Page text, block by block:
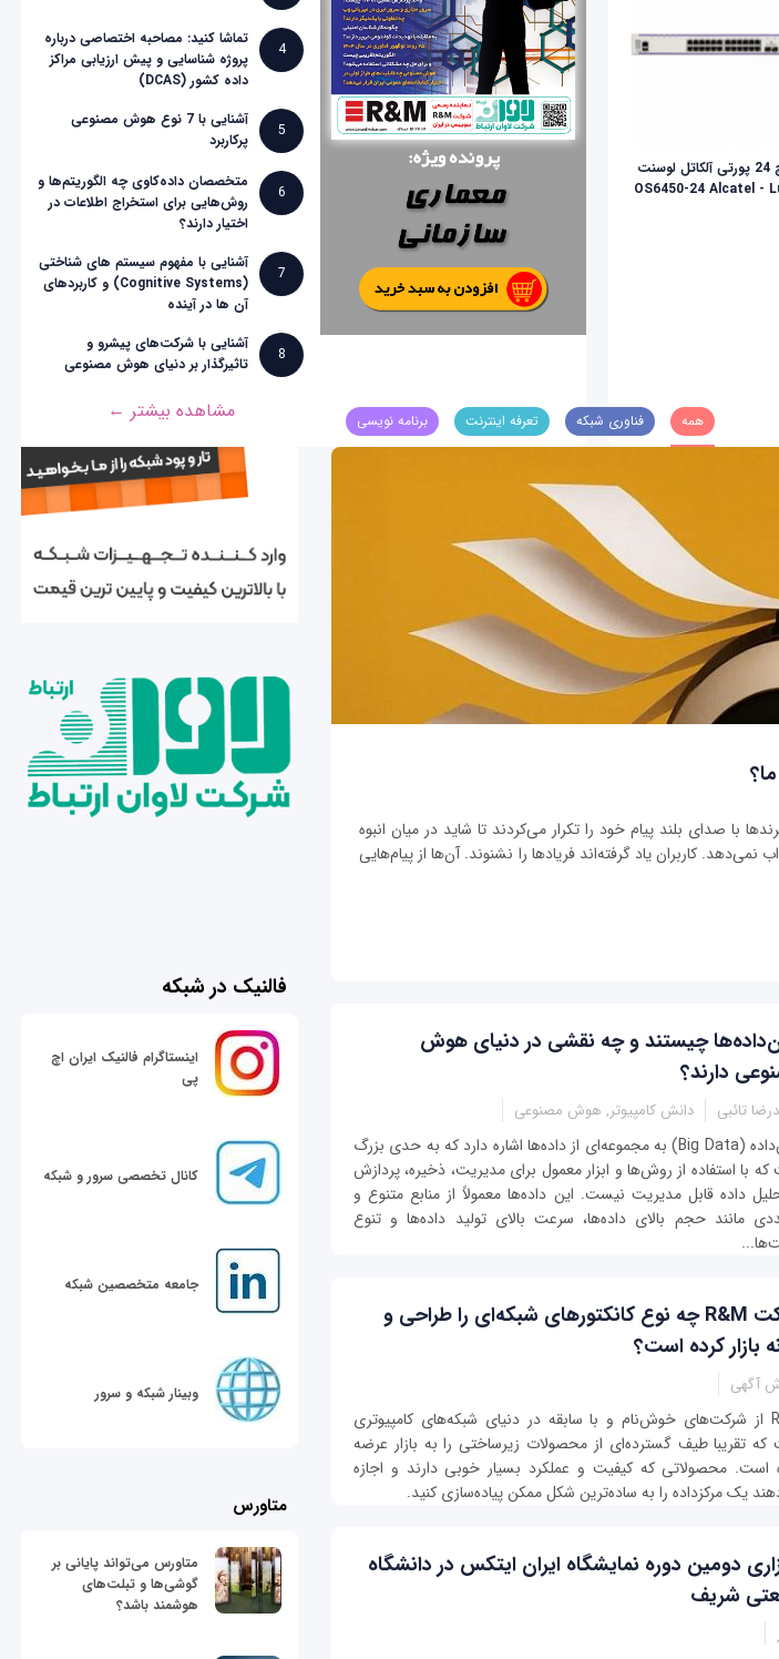
سوئیچ 24 پورتی آلکاتل لوسنت
OS6450-24 Alcatel -
4
تماشا کنید: مصاحبه اختصاصی درباره
پروژه شناسایی و پیش ارزیابی مراکز
داده کشور (DCAS)
5
آشنایی با 7 نوع هوش مصنوعی
پرکاربرد
6
متخصصان داده‌کاوی چه الگوریتم‌ها و
روش‌هایی برای استخراج اطلاعات در
اختیار دارند؟
7
آشنایی با مفهوم سیستم های شناختی
(Cognitive Systems) و کاربردهای
آن ها در آینده
8
آشنایی با شرکت‌های پیشرو و
تاثیرگذار بر دنیای هوش مصنوعی
مشاهده بیشتر ← همه فناوری شبکه تعرفه اینترنت برنامه نویسی
با صدای بلند پیام خود را تکرار می‌کردند تا شاید در میان انبوه
کاربران یاد گرفته‌اند فریادها را نشنوند. آن‌ها از پیام‌هایی
چیستند و چه نقشی در دنیای هوش
دارند؟
تائبی دانش کامپیوتر, هوش مصنوعی
کلان‌داده (Big Data) به مجموعه‌ای از داده‌ها اشاره دارد که به حدی بزرگ
با استفاده از روش‌ها و ابزار معمول برای مدیریت، ذخیره، پردازش
داده قابل مدیریت نیست. این داده‌ها معمولاً از منابع متنوع و
مانند حجم بالای داده‌ها، سرعت بالای تولید داده‌ها و تنوع
شرکت R&M چه نوع کانکتورهای شبکه‌ای را طراحی و
بازار کرده است؟
آگهی
R&M از شرکت‌های خوش‌نام و با سابقه در دنیای شبکه‌های کامپیوتری
تقریبا طیف گسترده‌ای از محصولات زیرساختی را به بازار عرضه
است. محصولاتی که کیفیت و عملکرد بسیار خوبی دارند و اجازه
یک مرکزداده را به ساده‌ترین شکل ممکن پیاده‌سازی کنید.
دومین دوره نمایشگاه ایران ایتکس در دانشگاه
شریف
فالنیک در شبکه
اینستاگرام فالنیک ایران اچ
پی
کانال تخصصی سرور و شبکه
جامعه متخصصین شبکه
وبینار شبکه و سرور
متاورس
متاورس می‌تواند پایانی بر
گوشی‌ها و تبلت‌های
هوشمند باشد؟